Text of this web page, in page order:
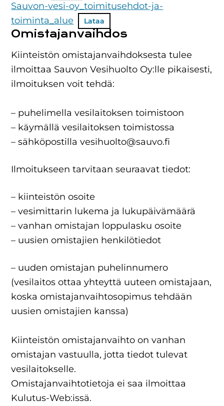
Sauvon-vesi-oy_toimitusehdot-ja-
toiminta_alue
Lataa
Omistajanvaihdos
Kiinteistön omistajanvaihdoksesta tulee
ilmoittaa Sauvon Vesihuolto Oy:lle pikaisesti,
ilmoituksen voit tehdä:
– puhelimella vesilaitoksen toimistoon
– käymällä vesilaitoksen toimistossa
– sähköpostilla vesihuolto@sauvo.fi
Ilmoitukseen tarvitaan seuraavat tiedot:
– kiinteistön osoite
– vesimittarin lukema ja lukupäivämäärä
– vanhan omistajan loppulasku osoite
– uusien omistajien henkilötiedot
– uuden omistajan puhelinnumero
(vesilaitos ottaa yhteyttä uuteen omistajaan,
koska omistajanvaihtosopimus tehdään
uusien omistajien kanssa)
Kiinteistön omistajanvaihto on vanhan
omistajan vastuulla, jotta tiedot tulevat
vesilaitokselle.
Omistajanvaihtotietoja ei saa ilmoittaa
Kulutus-Web:issä.